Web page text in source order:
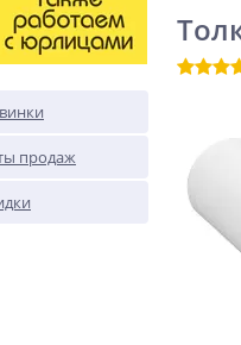
продаж